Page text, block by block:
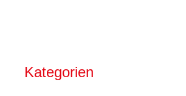
Kategorien